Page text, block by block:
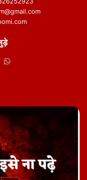
WhatsApp